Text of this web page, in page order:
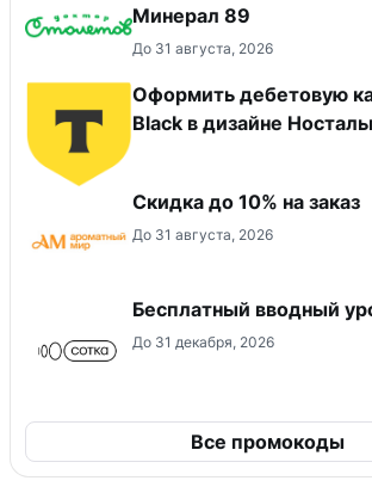
Минерал 89
До 31 августа, 2026
Оформить дебетовую
Black в дизайне
Скидка до 10% на заказ
До 31 августа, 2026
Бесплатный вводный
До 31 декабря, 2026
Все промокоды